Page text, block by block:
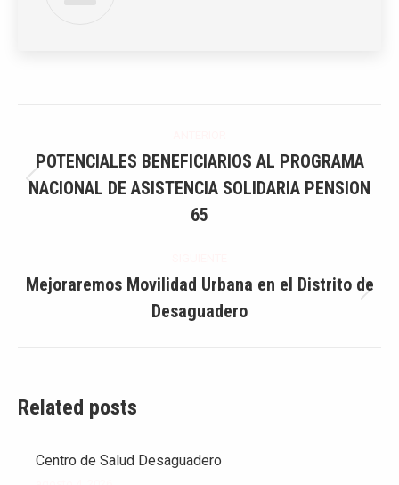
entre
publicaciones
Publicación
anterior:
POTENCIALES BENEFICIARIOS AL PROGRAMA
NACIONAL DE ASISTENCIA SOLIDARIA PENSION
65
siguiente:
Mejoraremos Movilidad Urbana en el Distrito de
Desaguadero
Related posts
Centro de Salud Desaguadero